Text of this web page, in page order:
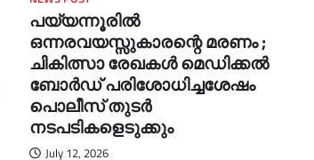
പയ്യന്നൂരില്‍
ഒന്നരവയസ്സുകാരന്റെ മരണം ;
ചികിത്സാ രേഖകള്‍ മെഡിക്കല്‍
ബോര്‍ഡ് പരിശോധിച്ചശേഷം
പൊലീസ് തുടര്‍
നടപടികളെടുക്കും
July 12, 2026